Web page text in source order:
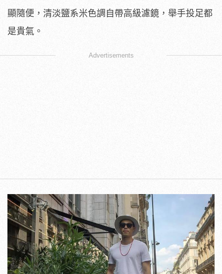
顯隨便，清淡鹽系米色調自帶高級濾鏡，舉手投足都
是貴氣。
Advertisements